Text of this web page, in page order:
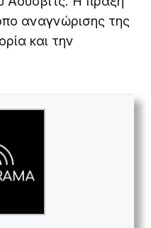
αναγνώρισης της
και την